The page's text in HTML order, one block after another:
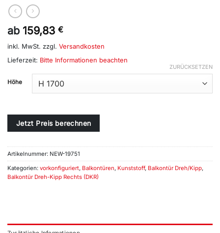
ab 159,83 €
inkl. MwSt. zzgl. Versandkosten
Lieferzeit: Bitte Informationen beachten
Höhe
ZURÜCKSETZEN
Alternative:
Jetzt Preis berechnen
Artikelnummer: NEW-19751
Kategorien: vorkonfiguriert, Balkontüren, Kunststoff, Balkontür Dreh/Kipp,
Balkontür Dreh-Kipp Rechts (DKR)